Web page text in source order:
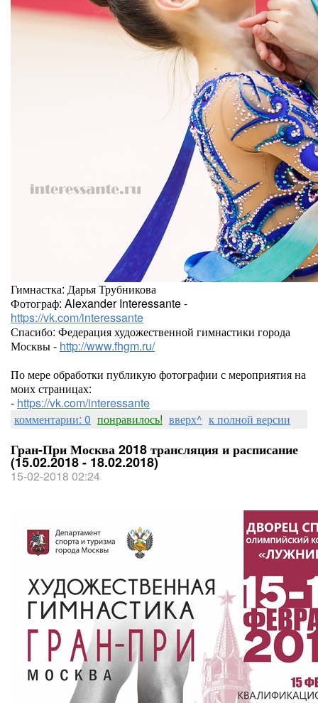
Гимнастка: Дарья Трубникова
Фотограф: Alexander Interessante -
https://vk.com/interessante
Спасибо: Федерация художественной гимнастики города
Москвы - http://www.fhgm.ru/
По мере обработки публикую фотографии с мероприятия на
моих страницах:
- https://vk.com/interessante
комментарии: 0 понравилось! вверх^ к полной версии
Гран-При Москва 2018 трансляция и расписание
(15.02.2018 - 18.02.2018)
15-02-2018 02:24